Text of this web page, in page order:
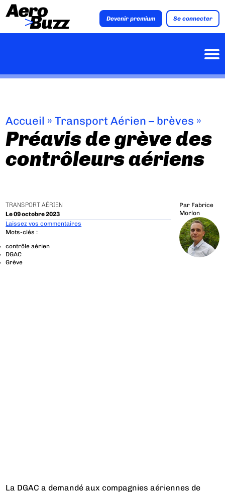
Devenir premium Se connecter
Accueil »Transport Aérien – brèves »
Préavis de grève des
contrôleurs aériens
TRANSPORT AÉRIEN
Le 09 octobre 2023
Par Fabrice
Morlon
Laissez vos commentaires
Mots-clés :
contrôle aérien
DGAC
Grève
La DGAC a demandé aux compagnies aériennes de